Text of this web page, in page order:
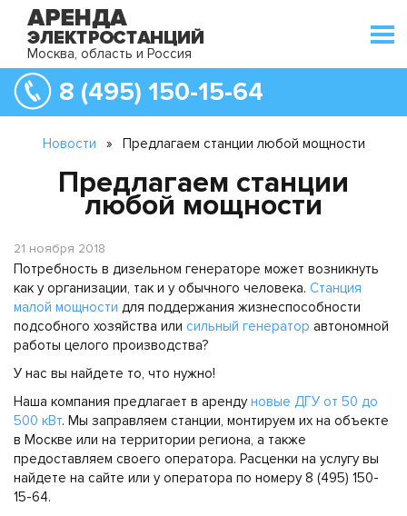
Москва, область и Россия
8 (495) 150-15-64
Новости » Предлагаем станции любой мощности
Предлагаем станции
любой мощности
21 ноября 2018
Потребность в дизельном генераторе может возникнуть
как у организации, так и у обычного человека. Станция
малой мощности для поддержания жизнеспособности
подсобного хозяйства или сильный генератор автономной
работы целого производства?
У нас вы найдете то, что нужно!
Наша компания предлагает в арендуновые ДГУ от 50 до
500 кВт. Мы заправляем станции, монтируем их на объекте
в Москве или на территории региона, а также
предоставляем своего оператора. Расценки на услугу вы
найдете на сайте или у оператора по номеру 8 (495) 150-
15-64.